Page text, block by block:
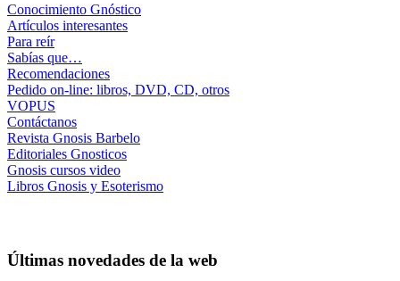
Conocimiento Gnóstico
Artículos interesantes
Para reír
Sabías que…
Recomendaciones
Pedido on-line: libros, DVD, CD, otros
VOPUS
Contáctanos
Revista Gnosis Barbelo
Editoriales Gnosticos
Gnosis cursos video
Libros Gnosis y Esoterismo
Últimas novedades de la web